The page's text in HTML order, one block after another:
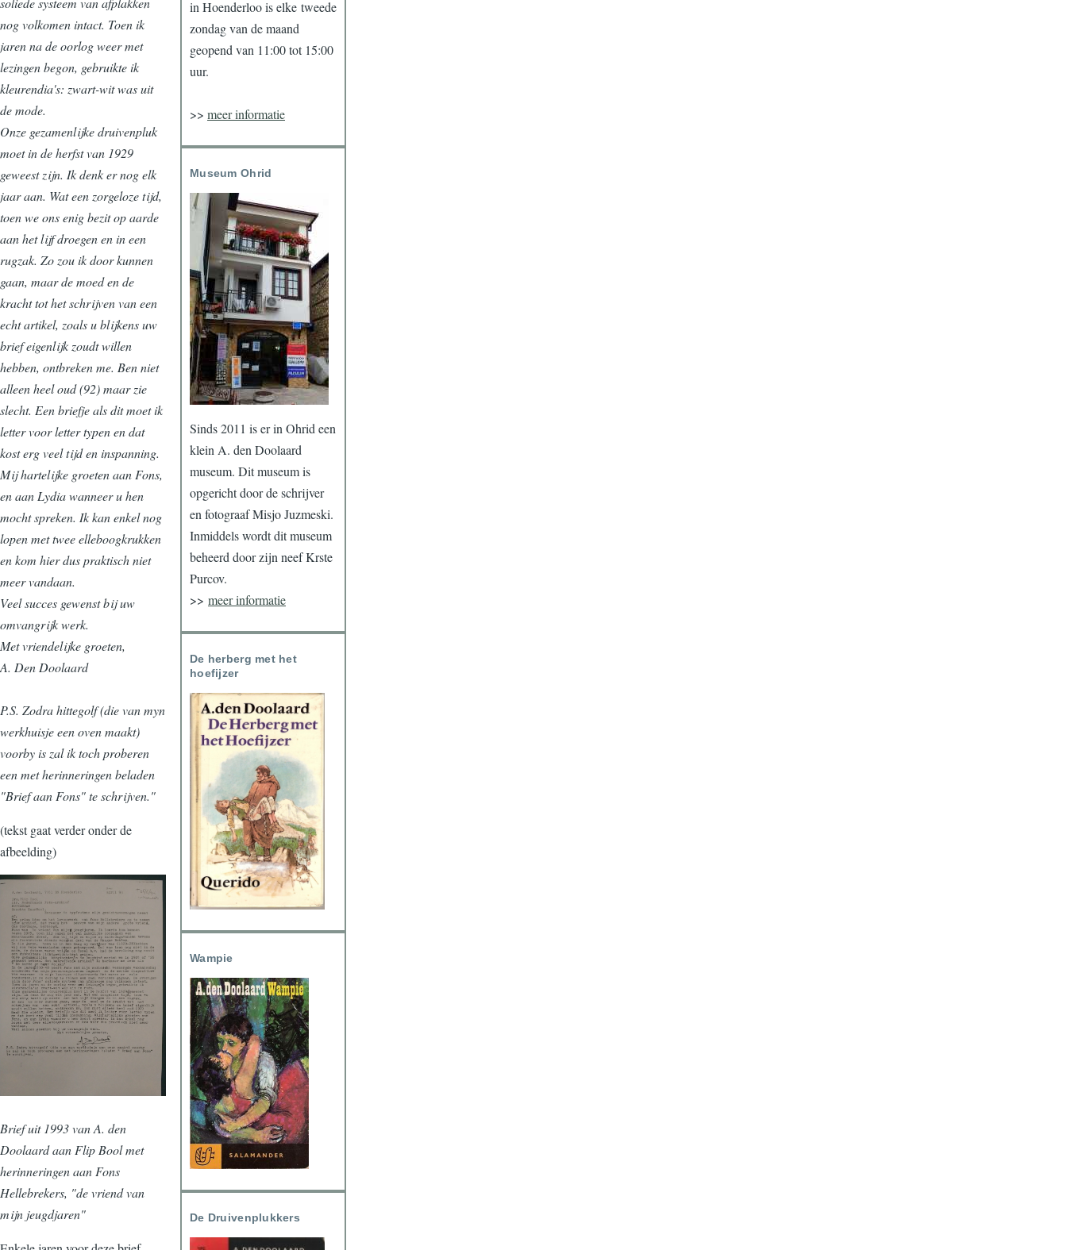
nog volkomen intact. Toen ik
jaren na de oorlog weer met
lezingen begon, gebruikte ik
kleurendia's: zwart-wit was uit
de mode.
Onze gezamenlijke druivenpluk
moet in de herfst van 1929
geweest zijn. Ik denk er nog elk
jaar aan. Wat een zorgeloze tijd,
toen we ons enig bezit op aarde
aan het lijf droegen en in een
rugzak. Zo zou ik door kunnen
gaan, maar de moed en de
kracht tot het schrijven van een
echt artikel, zoals u blijkens uw
brief eigenlijk zoudt willen
hebben, ontbreken me. Ben niet
alleen heel oud (92) maar zie
slecht. Een briefje als dit moet ik
letter voor letter typen en dat
kost erg veel tijd en inspanning.
Mij hartelijke groeten aan Fons,
en aan Lydia wanneer u hen
mocht spreken. Ik kan enkel nog
lopen met twee elleboogkrukken
en kom hier dus praktisch niet
meer vandaan.
Veel succes gewenst bij uw
omvangrijk werk.
Met vriendelijke groeten,
A. Den Doolaard
P.S. Zodra hittegolf (die van myn
werkhuisje een oven maakt)
voorby is zal ik toch proberen
een met herinneringen beladen
"Brief aan Fons" te schrijven."
(tekst gaat verder onder de
afbeelding)
Brief uit 1993 van A. den
Doolaard aan Flip Bool met
herinneringen aan Fons
Hellebrekers, "de vriend van
mijn jeugdjaren"
in Hoenderloo is elke tweede
zondag van de maand
geopend van 11:00 tot 15:00
uur.
>> meer informatie
Museum Ohrid
Sinds 2011 is er in Ohrid een
klein A. den Doolaard
museum. Dit museum is
opgericht door de schrijver
en fotograaf Misjo Juzmeski.
Inmiddels wordt dit museum
beheerd door zijn neef Krste
Purcov.
>> meer informatie
De herberg met het
hoefijzer
Wampie
De Druivenplukkers